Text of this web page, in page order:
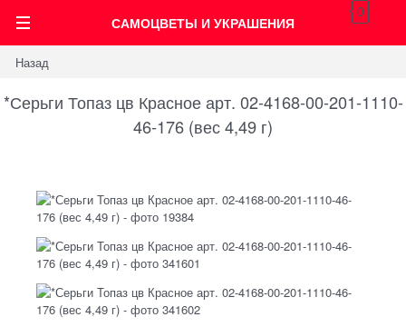
САМОЦВЕТЫ И УКРАШЕНИЯ
0
Назад
*Серьги Топаз цв Красное арт. 02-4168-00-201-1110-
46-176 (вес 4,49 г)